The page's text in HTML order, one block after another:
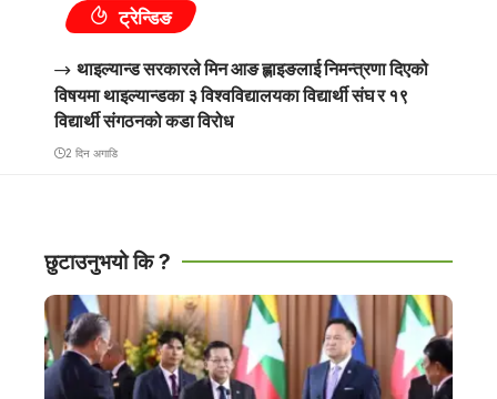
ट्रेन्डिङ
थाइल्यान्ड सरकारले मिन आङ ह्लाइङलाई निमन्त्रणा दिएको
विषयमा थाइल्यान्डका ३ विश्वविद्यालयका विद्यार्थी संघ र १९
विद्यार्थी संगठनको कडा विरोध
2 दिन अगाडि
छुटाउनुभयो कि ?